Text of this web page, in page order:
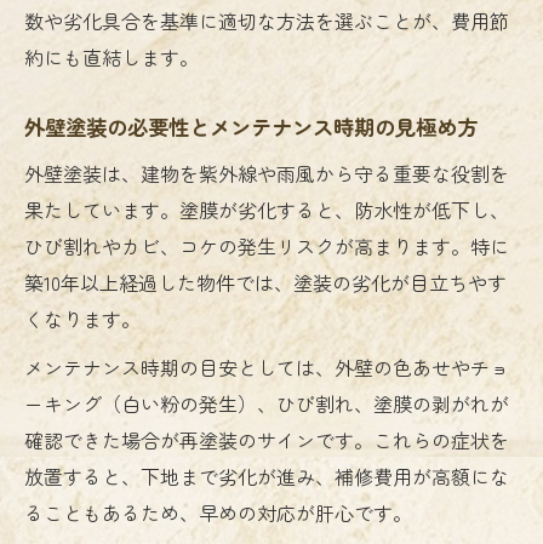
外壁クリーニングと塗装の費用対効果を検
討
外壁塗装が必要なタイミングの見極め方
高圧洗浄やバイオ洗浄の効果的な使い分け方
外壁塗装前に知る高圧洗浄とバイオ洗浄の
違い
外壁塗装との相性で選ぶ洗浄方法の選択基
準
高圧洗浄による外壁トラブルの注意点と対
策
バイオ洗浄が効果を発揮する外壁の特徴と
は
外壁塗装に最適な洗浄方法を見極めるコツ
外壁塗装と洗浄の費用を抑える工夫とは
数や劣化具合を基準に適切な方法を選ぶことが、費用節
約にも直結します。
外壁塗装の必要性とメンテナンス時期の見極め方
外壁塗装は、建物を紫外線や雨風から守る重要な役割を
果たしています。塗膜が劣化すると、防水性が低下し、
ひび割れやカビ、コケの発生リスクが高まります。特に
築10年以上経過した物件では、塗装の劣化が目立ちやす
くなります。
メンテナンス時期の目安としては、外壁の色あせやチョ
ーキング（白い粉の発生）、ひび割れ、塗膜の剥がれが
確認できた場合が再塗装のサインです。これらの症状を
放置すると、下地まで劣化が進み、補修費用が高額にな
ることもあるため、早めの対応が肝心です。